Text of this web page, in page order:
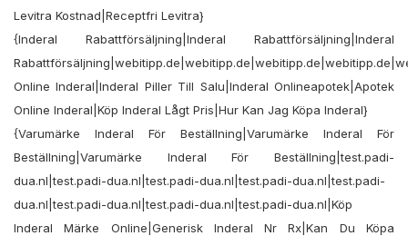
Levitra Kostnad|Receptfri Levitra}
{Inderal Rabattförsäljning|Inderal Rabattförsäljning|Inderal
Online Inderal|Inderal Piller Till Salu|Inderal Onlineapotek|Apotek
Online Inderal|Köp Inderal Lågt Pris|Hur Kan Jag Köpa Inderal}
{Varumärke Inderal För Beställning|Varumärke Inderal För
Beställning|Varumärke Inderal För Beställning|test.padi-
dua.nl|test.padi-dua.nl|test.padi-dua.nl|test.padi-dua.nl|test.padi-
dua.nl|test.padi-dua.nl|test.padi-dua.nl|test.padi-dua.nl|Köp
Inderal Märke Online|Generisk Inderal Nr Rx|Kan Du Köpa